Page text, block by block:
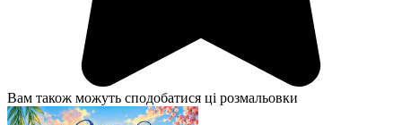
Вам також можуть сподобатися ці розмальовки